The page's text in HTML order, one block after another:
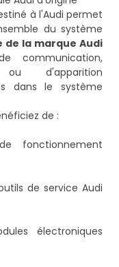
à l'Audi permet
du système
de la marque Audi
communication,
d'apparition
dans le système
de :
fonctionnement
de service Audi
électroniques